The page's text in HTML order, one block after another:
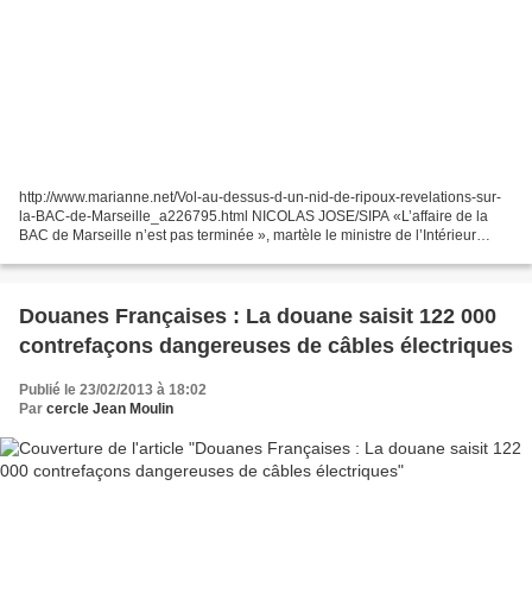
http://www.marianne.net/Vol-au-dessus-d-un-nid-de-ripoux-revelations-sur-
la-BAC-de-Marseille_a226795.html NICOLAS JOSE/SIPA «L’affaire de la
BAC de Marseille n’est pas terminée », martèle le ministre de l’Intérieur
Douanes Françaises : La douane saisit 122 000
contrefaçons dangereuses de câbles électriques
Publié le 23/02/2013 à 18:02
Par cercle Jean Moulin